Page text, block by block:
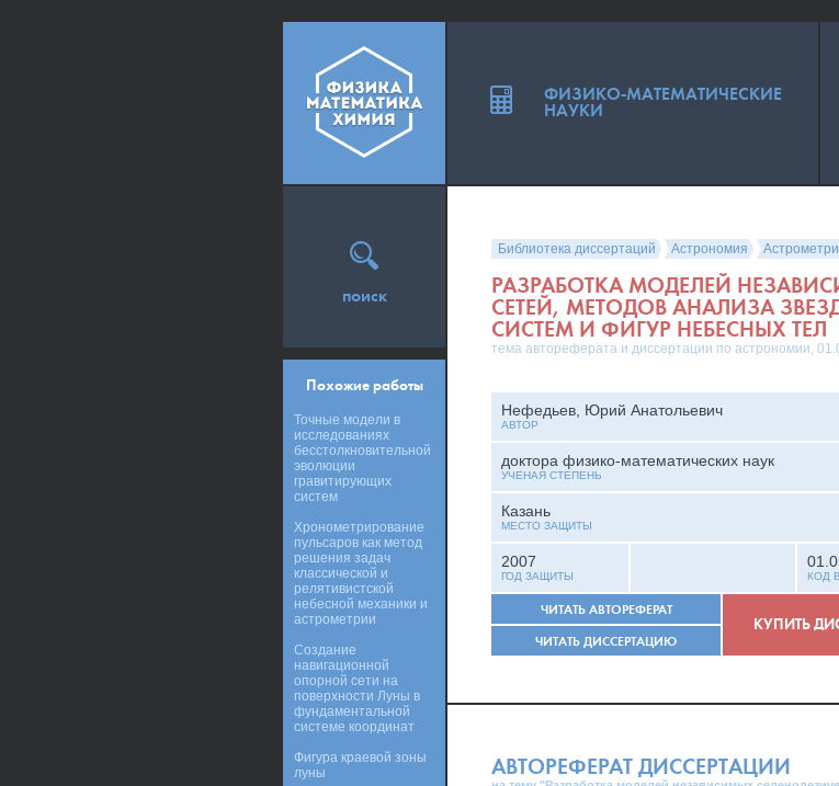
Библиотека диссертаций Астрономия
РАЗРАБОТКА МОДЕЛЕЙ
СЕТЕЙ, МЕТОДОВ АНАЛИЗА
СИСТЕМ И ФИГУР НЕБЕСНЫХ ТЕЛ
тема автореферата и диссертации по астрономии,
Нефедьев, Юрий Анатольевич
АВТОР
доктора физико-математических наук
УЧЕНАЯ СТЕПЕНЬ
Казань
МЕСТО ЗАЩИТЫ
2007
ГОД ЗАЩИТЫ КОД
ЧИТАТЬ АВТОРЕФЕРАТ
ЧИТАТЬ ДИССЕРТАЦИЮ
КУПИТЬ
АВТОРЕФЕРАТ ДИССЕРТАЦИИ
поиск
Похожие работы
Точные модели в
исследованиях
бесстолкновительной
эволюции
гравитирующих
систем
Хронометрирование
пульсаров как метод
решения задач
классической и
релятивистской
небесной механики и
астрометрии
Создание
навигационной
опорной сети на
поверхности Луны в
фундаментальной
системе координат
Фигура краевой зоны
луны
ФИЗИКО-МАТЕМАТИЧЕСКИЕ
НАУКИ